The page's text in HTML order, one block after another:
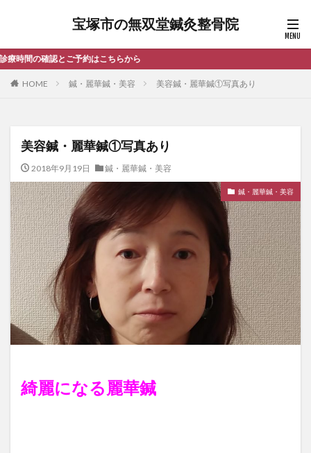
宝塚市の無双堂鍼灸整骨院
HOME 鍼・麗華鍼・美容 美容鍼・麗華鍼①写真あり
美容鍼・麗華鍼①写真あり
2018年9月19日 鍼・麗華鍼・美容
鍼・麗華鍼・美容
綺麗になる麗華鍼